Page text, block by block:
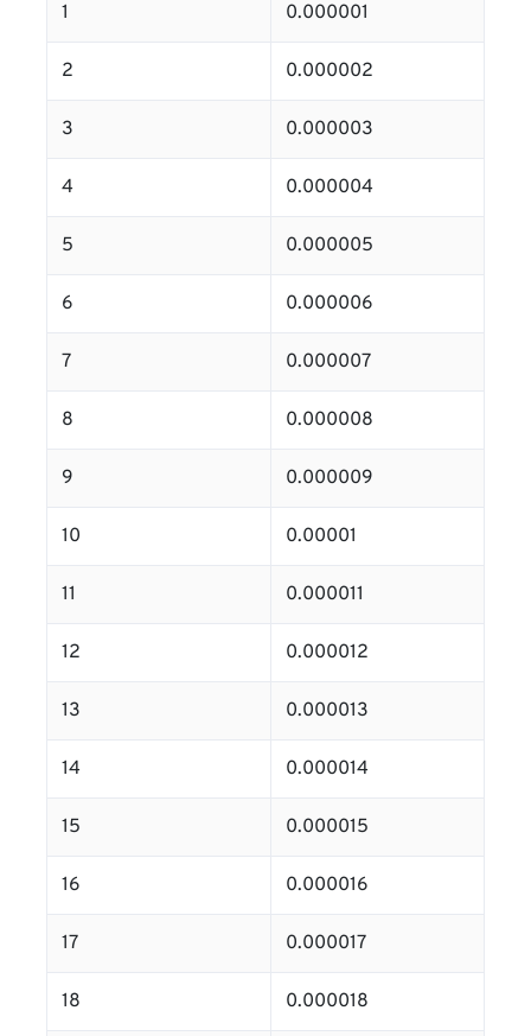
1 0.000001
2 0.000002
3 0.000003
4 0.000004
5 0.000005
6 0.000006
7 0.000007
8 0.000008
9 0.000009
10 0.00001
11 0.000011
12 0.000012
13 0.000013
14 0.000014
15 0.000015
16 0.000016
17 0.000017
18 0.000018